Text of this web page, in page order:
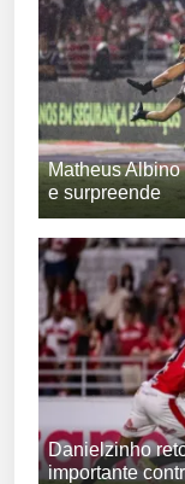
Matheus
e surpreende
Danielzinho
importante